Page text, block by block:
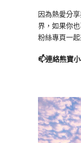
因為熱愛分
界，如果你
粉絲專頁一
📫連絡熊寶